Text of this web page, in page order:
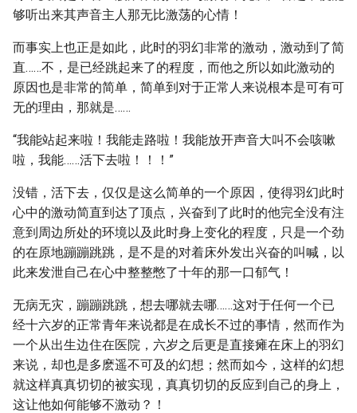
够听出来其声音主人那无比激荡的心情！
而事实上也正是如此，此时的羽幻非常的激动，激动到了简
直……不，是已经跳起来了的程度，而他之所以如此激动的
原因也是非常的简单，简单到对于正常人来说根本是可有可
无的理由，那就是……
“我能站起来啦！我能走路啦！我能放开声音大叫不会咳嗽
啦，我能……活下去啦！！！”
没错，活下去，仅仅是这么简单的一个原因，使得羽幻此时
心中的激动简直到达了顶点，兴奋到了此时的他完全没有注
意到周边所处的环境以及此时身上变化的程度，只是一个劲
的在原地蹦蹦跳跳，是不是的对着床外发出兴奋的叫喊，以
此来发泄自己在心中整整憋了十年的那一口郁气！
无病无灾，蹦蹦跳跳，想去哪就去哪……这对于任何一个已
经十六岁的正常青年来说都是在成长不过的事情，然而作为
一个从出生边住在医院，六岁之后更是直接瘫在床上的羽幻
来说，却也是多麽遥不可及的幻想；然而如今，这样的幻想
就这样真真切切的被实现，真真切切的反应到自己的身上，
这让他如何能够不激动？！